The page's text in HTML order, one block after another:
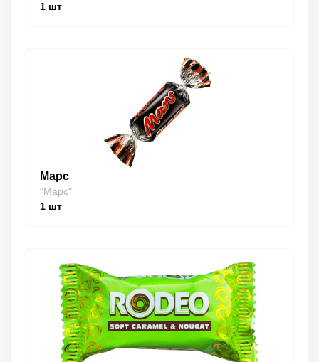
1 шт
Марс
"Марс"
1 шт